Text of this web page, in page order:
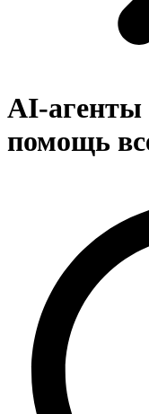
AI-агенты
помощь